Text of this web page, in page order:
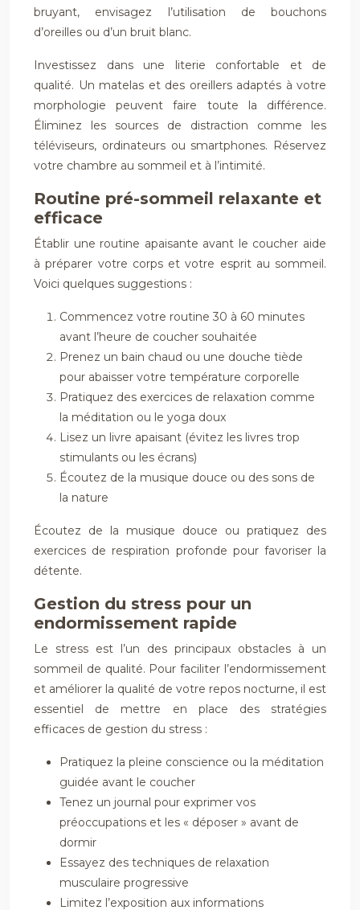
bruyant, envisagez l’utilisation de bouchons
d’oreilles ou d’un bruit blanc.
Investissez dans une literie confortable et de
qualité. Un matelas et des oreillers adaptés à votre
morphologie peuvent faire toute la différence.
Éliminez les sources de distraction comme les
téléviseurs, ordinateurs ou smartphones. Réservez
votre chambre au sommeil et à l’intimité.
Routine pré-sommeil relaxante et
efficace
Établir une routine apaisante avant le coucher aide
à préparer votre corps et votre esprit au sommeil.
Voici quelques suggestions :
Commencez votre routine 30 à 60 minutes
avant l’heure de coucher souhaitée
Prenez un bain chaud ou une douche tiède
pour abaisser votre température corporelle
Pratiquez des exercices de relaxation comme
la méditation ou le yoga doux
Lisez un livre apaisant (évitez les livres trop
stimulants ou les écrans)
Écoutez de la musique douce ou des sons de
la nature
Écoutez de la musique douce ou pratiquez des
exercices de respiration profonde pour favoriser la
détente.
Gestion du stress pour un
endormissement rapide
Le stress est l’un des principaux obstacles à un
sommeil de qualité. Pour faciliter l’endormissement
et améliorer la qualité de votre repos nocturne, il est
essentiel de mettre en place des stratégies
efficaces de gestion du stress :
Pratiquez la pleine conscience ou la méditation
guidée avant le coucher
Tenez un journal pour exprimer vos
préoccupations et les « déposer » avant de
dormir
Essayez des techniques de relaxation
musculaire progressive
Limitez l’exposition aux informations